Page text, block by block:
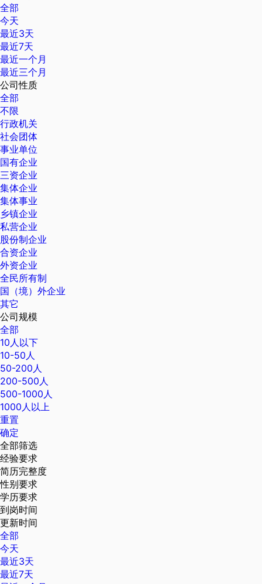
全部
今天
最近3天
最近7天
最近一个月
最近三个月
公司性质
全部
不限
行政机关
社会团体
事业单位
国有企业
三资企业
集体企业
集体事业
乡镇企业
私营企业
股份制企业
合资企业
外资企业
全民所有制
国（境）外企业
其它
公司规模
全部
10人以下
10-50人
50-200人
200-500人
500-1000人
1000人以上
重置
确定
全部筛选
经验要求
简历完整度
性别要求
学历要求
到岗时间
更新时间
全部
今天
最近3天
最近7天